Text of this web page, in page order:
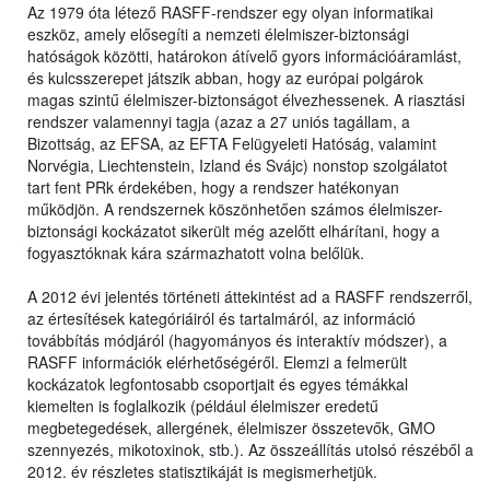
Az 1979 óta létező RASFF-rendszer egy olyan informatikai
eszköz, amely elősegíti a nemzeti élelmiszer-biztonsági
hatóságok közötti, határokon átívelő gyors információáramlást,
és kulcsszerepet játszik abban, hogy az európai polgárok
magas szintű élelmiszer-biztonságot élvezhessenek. A riasztási
rendszer valamennyi tagja (azaz a 27 uniós tagállam, a
Bizottság, az EFSA, az EFTA Felügyeleti Hatóság, valamint
Norvégia, Liechtenstein, Izland és Svájc) nonstop szolgálatot
tart fent PRk érdekében, hogy a rendszer hatékonyan
működjön. A rendszernek köszönhetően számos élelmiszer-
biztonsági kockázatot sikerült még azelőtt elhárítani, hogy a
fogyasztóknak kára származhatott volna belőlük.
A 2012 évi jelentés történeti áttekintést ad a RASFF rendszerről,
az értesítések kategóriáiról és tartalmáról, az információ
továbbítás módjáról (hagyományos és interaktív módszer), a
RASFF információk elérhetőségéről. Elemzi a felmerült
kockázatok legfontosabb csoportjait és egyes témákkal
kiemelten is foglalkozik (például élelmiszer eredetű
megbetegedések, allergének, élelmiszer összetevők, GMO
szennyezés, mikotoxinok, stb.). Az összeállítás utolsó részéből a
2012. év részletes statisztikáját is megismerhetjük.